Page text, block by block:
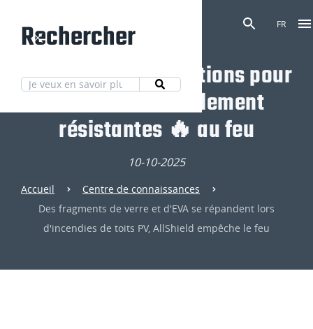
FR
Rechercher
Découvrez nos solutions pour
des toitures totalement
résistantes 🔥 au feu
10-10-2025
Accueil
Centre de connaissances
Des fragments de verre et d'EVA se répandent lors
d'incendies de toits PV, AllShield empêche le feu